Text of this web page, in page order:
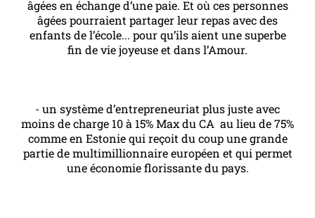
âgées en échange d’une paie. Et où ces personnes
âgées pourraient partager leur repas avec des
enfants de l’école... pour qu’ils aient une superbe
fin de vie joyeuse et dans l’Amour.
- un système d’entrepreneuriat plus juste avec
moins de charge 10 à 15% Max du CA au lieu de 75%
comme en Estonie qui reçoit du coup une grande
partie de multimillionnaire européen et qui permet
une économie florissante du pays.